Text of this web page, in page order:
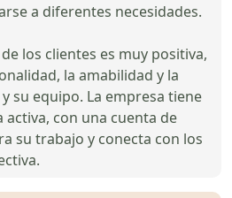
a diferentes necesidades.
los clientes es muy positiva,
la amabilidad y la
su equipo. La empresa tiene
activa, con una cuenta de
su trabajo y conecta con los